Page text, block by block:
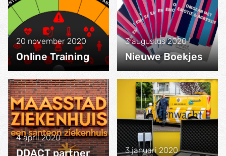
20 november 2020
Online Training
3 augustus 2020
Nieuwe Boekjes
4 april 2020
DDACT partner
3 januari 2020